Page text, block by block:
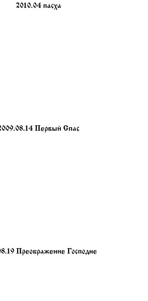
2010.04 пасха
Первый Спас
Преображение Господне